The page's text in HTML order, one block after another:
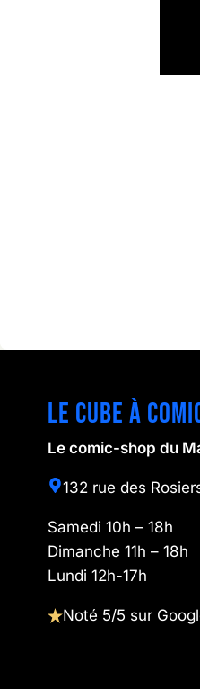
Le cube à
Le comic-shop du
132 rue des
Samedi 10h – 18h
Dimanche 11h – 18h
Lundi 12h-17h
Noté 5/5 sur